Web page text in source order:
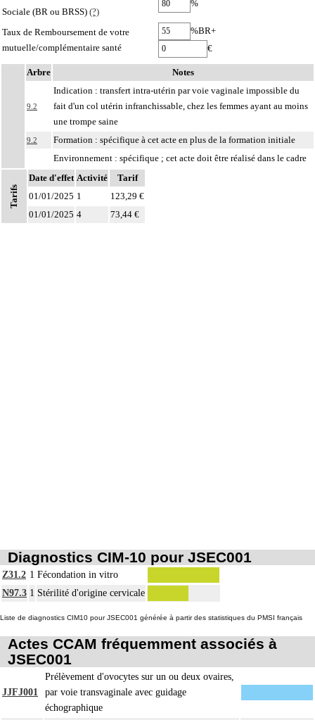
Sociale (BR ou BRSS) (?)
%
Taux de Remboursement de votre
mutuelle/complémentaire santé
%BR+
€
Arbre Notes
9.2
Indication : transfert intra-utérin par voie vaginale impossible du
fait d'un col utérin infranchissable, chez les femmes ayant au moins
une trompe saine
9.2 Formation : spécifique à cet acte en plus de la formation initiale
9.2
Environnement : spécifique ; cet acte doit être réalisé dans le cadre
légal régissant les actes d'assistance médicale à la procréation - loi
n° 94-654 du 29 juillet 1994, arrêté du 12 janvier 1999, arrêté du 10
Recueil prospectif de données : nécessaire
Tarifs
Date d'effet Activité
Tarif
01/01/2025 1
123,29 €
01/01/2025 4 73,44 €
Diagnostics CIM-10 pour JSEC001
Z31.2 1 Fécondation in vitro
N97.3 1 Stérilité d'origine cervicale
Liste de diagnostics CIM10 pour JSEC001 générée à partir des statistiques du PMSI français
Actes CCAM fréquemment associés à
JSEC001
JJFJ001
Prélèvement d'ovocytes sur un ou deux ovaires,
par voie transvaginale avec guidage
échographique